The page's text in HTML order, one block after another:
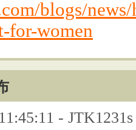
blogs/
for-women
-